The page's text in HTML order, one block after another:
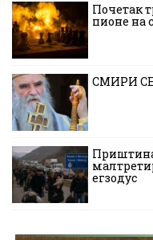
Почетак
пионе на
СМИРИ
Приштина
егзодус